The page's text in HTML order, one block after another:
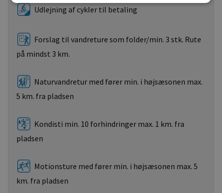
Udlejning af cykler til betaling
Forslag til vandreture som folder/min. 3 stk. Rute
på mindst 3 km.
Naturvandretur med fører min. i højsæsonen max.
5 km. fra pladsen
Kondisti min. 10 forhindringer max. 1 km. fra
pladsen
Motionsture med fører min. i højsæsonen max. 5
km. fra pladsen